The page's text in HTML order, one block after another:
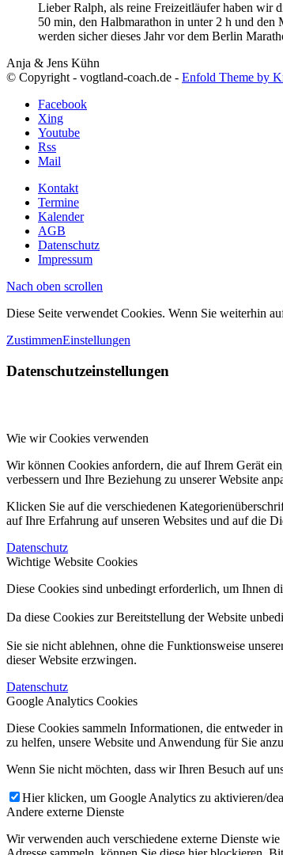
Lieber Ralph, als reine Freizeitläufer haben wir
50 min, den Halbmarathon in unter 2 h und
werden sicher dieses Jahr vor dem Berlin
Anja & Jens Kühn
© Copyright - vogtland-coach.de - Enfold Theme by
Facebook
Xing
Youtube
Rss
Mail
Kontakt
Termine
Kalender
AGB
Datenschutz
Impressum
Nach oben scrollen
Diese Seite verwendet Cookies. Wenn Sie weiterhin
ZustimmenEinstellungen
Datenschutzeinstellungen
Wie wir Cookies verwenden
Wir können Cookies anfordern, die auf Ihrem Gerät
verbessern und Ihre Beziehung zu unserer Website
Klicken Sie auf die verschiedenen
auf Ihre Erfahrung auf unseren Websites und auf die
Datenschutz
Wichtige Website Cookies
Diese Cookies sind unbedingt erforderlich, um Ihnen
Da diese Cookies zur Bereitstellung der Website
Sie sie nicht ablehnen, ohne die Funktionsweise
dieser Website erzwingen.
Datenschutz
Google Analytics Cookies
Diese Cookies sammeln Informationen, die entweder
zu helfen, unsere Website und Anwendung für Sie
Wenn Sie nicht möchten, dass wir Ihren Besuch auf
Hier klicken, um Google Analytics zu aktivieren/
Andere externe Dienste
Wir verwenden auch verschiedene externe Dienste